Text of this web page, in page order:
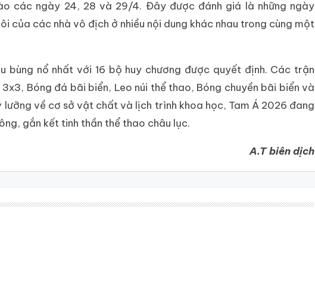
các ngày 24, 28 và 29/4. Đây được đánh giá là những ngày
của các nhà vô địch ở nhiều nội dung khác nhau trong cùng một
nổ nhất với 16 bộ huy chương được quyết định. Các trận
Bóng đá bãi biển, Leo núi thể thao, Bóng chuyền bãi biển và
về cơ sở vật chất và lịch trình khoa học, Tam Á 2026 đang
gắn kết tinh thần thể thao châu lục.
A.T biên dịch